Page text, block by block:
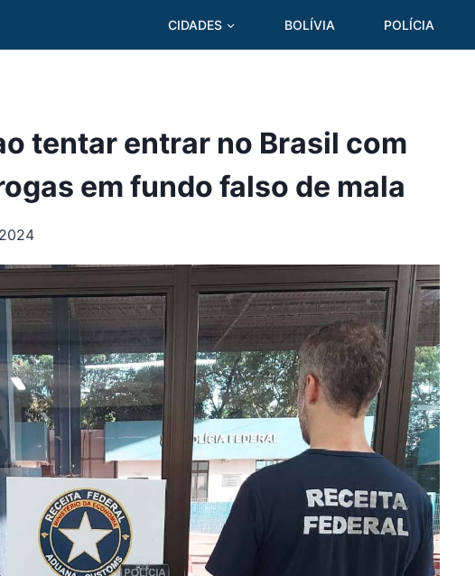
CIDADES BOLÍVIA POLÍCIA
tentar entrar no Brasil com
em fundo falso de mala